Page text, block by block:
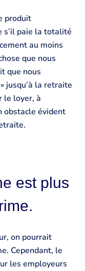
produit
s’il paie la totalité
au moins
que nous
que nous
jusqu’à la retraite
le loyer, à
obstacle évident
est plus
on pourrait
Cependant, le
les employeurs